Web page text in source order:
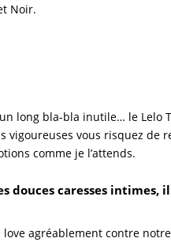
Noir.
long bla-bla inutile… le Lelo
vous risquez
comme je l’attends.
douces caresses intimes,
agréablement contre